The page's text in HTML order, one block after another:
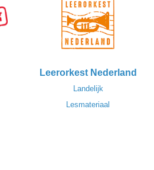
Leerorkest Nederland
Landelijk
Lesmateriaal